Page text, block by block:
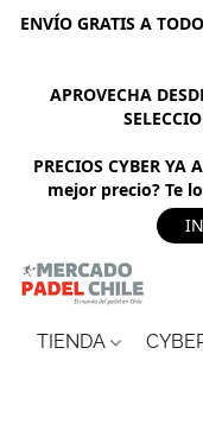
ENVÍO GRATIS A
APROVECHA
PRECIOS CYBER
mejor precio? Te
TIENDA